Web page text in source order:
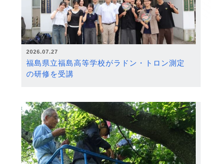
2026.07.27
福島県立福島高等学校がラドン・トロン測定
の研修を受講